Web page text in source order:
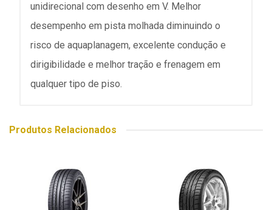
unidirecional com desenho em V. Melhor
desempenho em pista molhada diminuindo o
risco de aquaplanagem, excelente condução e
dirigibilidade e melhor tração e frenagem em
qualquer tipo de piso.
Produtos Relacionados